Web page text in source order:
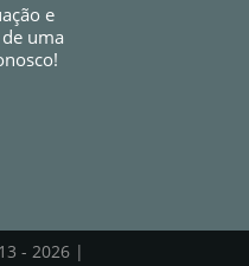
e
uma
- 2026 |